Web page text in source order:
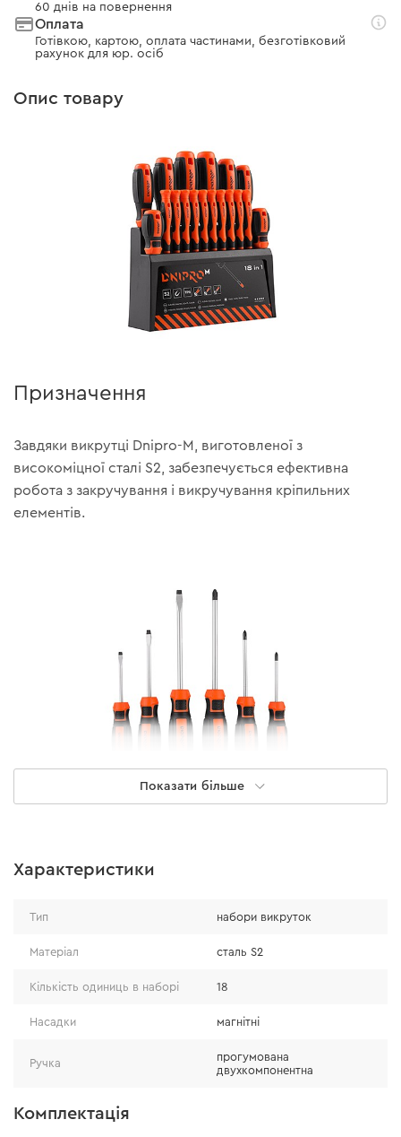
60 днів на повернення
Оплата
Готівкою, картою, оплата частинами, безготівковий
рахунок для юр. осіб
Опис товару
Призначення
Завдяки викрутці Dnipro-M, виготовленої з
високоміцної сталі S2, забезпечується ефективна
робота з закручування і викручування кріпильних
елементів.
високий рівень зручності обумовлений
фосфатований наконечник поліпшує зчеплення з
робочою поверхнею.
Показати більше
Характеристики
Тип набори викруток
Матеріал сталь S2
Кількість одиниць в наборі 18
Насадки магнітні
Ручка
прогумована
двухкомпонентна
Комплектація